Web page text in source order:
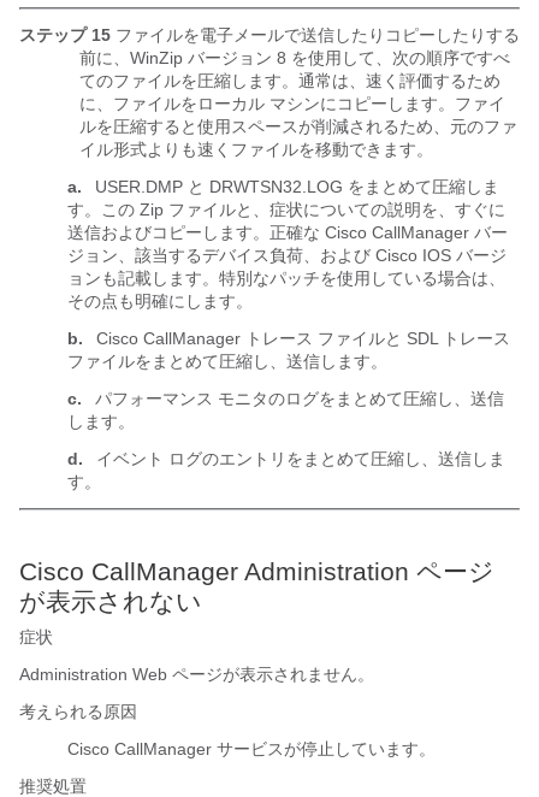
ステップ 15 ファイルを電子メールで送信したりコピーしたりする
前に、WinZip バージョン 8 を使用して、次の順序ですべ
てのファイルを圧縮します。通常は、速く評価するため
に、ファイルをローカル マシンにコピーします。ファイ
ルを圧縮すると使用スペースが削減されるため、元のファ
イル形式よりも速くファイルを移動できます。
a.
USER.DMP と DRWTSN32.LOG をまとめて圧縮しま
す。この Zip ファイルと、症状についての説明を、すぐに
送信およびコピーします。正確な Cisco CallManager バー
ジョン、該当するデバイス負荷、および Cisco IOS バージ
ョンも記載します。特別なパッチを使用している場合は、
その点も明確にします。
b.
Cisco CallManager トレース ファイルと SDL トレース
ファイルをまとめて圧縮し、送信します。
c.
パフォーマンス モニタのログをまとめて圧縮し、送信
します。
d.
イベント ログのエントリをまとめて圧縮し、送信しま
す。
Cisco CallManager Administration ページ
が表示されない
症状
Administration Web ページが表示されません。
考えられる原因
Cisco CallManager サービスが停止しています。
推奨処置